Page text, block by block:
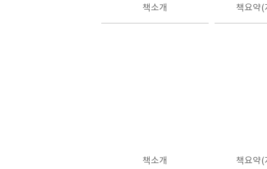
책소개 책요약(
책소개 책요약(